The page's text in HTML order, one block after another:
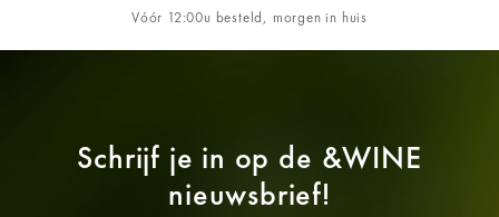
Vóór 12:00u besteld, morgen in huis
Schrijf je in op de &WINE
nieuwsbrief!